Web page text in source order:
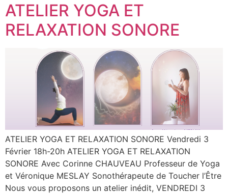
ATELIER YOGA ET
RELAXATION SONORE
ATELIER YOGA ET RELAXATION SONORE Vendredi 3
Février 18h-20h ATELIER YOGA ET RELAXATION
SONORE Avec Corinne CHAUVEAU Professeur de Yoga
et Véronique MESLAY Sonothérapeute de Toucher l’Être
Nous vous proposons un atelier inédit, VENDREDI 3